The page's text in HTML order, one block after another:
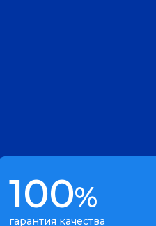
100%
гарантия качества